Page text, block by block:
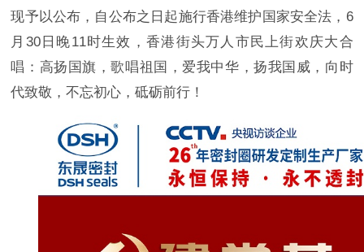
现予以公布，自公布之日起施行香港维护国家安全法，6
月30日晚11时生效，香港街头万人市民上街欢庆大合
唱：高扬国旗，歌唱祖国，爱我中华，扬我国威，向时
代致敬，不忘初心，砥砺前行！